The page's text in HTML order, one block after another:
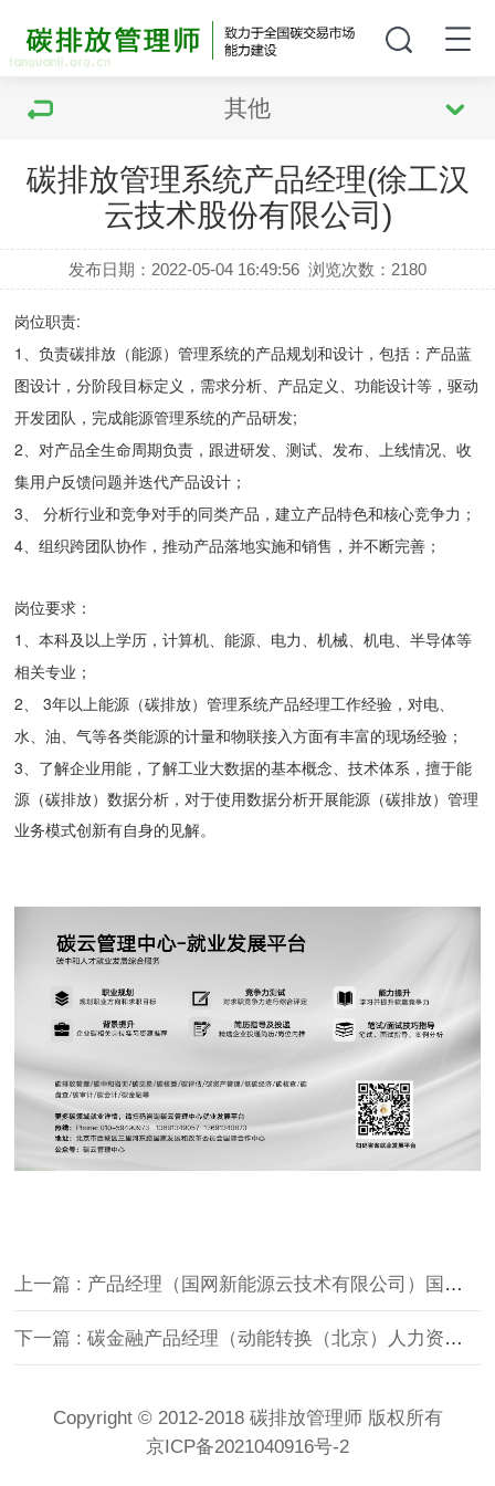
其他
碳排放管理系统产品经理(徐工汉
云技术股份有限公司)
发布日期：2022-05-04 16:49:56 浏览次数： 2180
岗位职责:
1、负责碳排放（能源）管理系统的产品规划和设计，包括：产品蓝
图设计，分阶段目标定义，需求分析、产品定义、功能设计等，驱动
开发团队，完成能源管理系统的产品研发;
2、对产品全生命周期负责，跟进研发、测试、发布、上线情况、收
集用户反馈问题并迭代产品设计；
3、 分析行业和竞争对手的同类产品，建立产品特色和核心竞争力；
4、组织跨团队协作，推动产品落地实施和销售，并不断完善；
岗位要求：
1、本科及以上学历，计算机、能源、电力、机械、机电、半导体等
相关专业；
2、 3年以上能源（碳排放）管理系统产品经理工作经验，对电、
水、油、气等各类能源的计量和物联接入方面有丰富的现场经验；
3、了解企业用能，了解工业大数据的基本概念、技术体系，擅于能
源（碳排放）数据分析，对于使用数据分析开展能源（碳排放）管理
业务模式创新有自身的见解。
上一篇 : 产品经理（国网新能源云技术有限公司）国网新能源云技术有限公司
下一篇 : 碳金融产品经理（动能转换（北京）人力资源科技有限公司）
Copyright © 2012-2018 碳排放管理师 版权所有
京ICP备2021040916号-2